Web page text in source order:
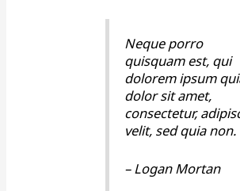
Neque porro
quisquam est, qui
dolorem ipsum
dolor sit amet,
consectetur,
velit, sed quia non.
– Logan Mortan